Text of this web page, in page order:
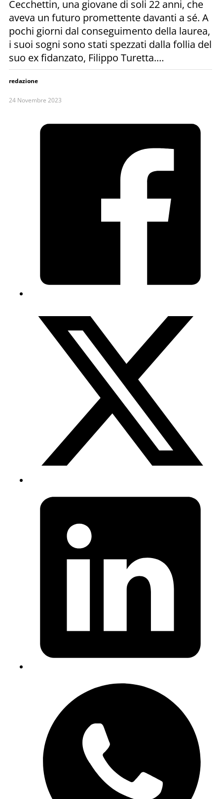
Cecchettin, una giovane di soli 22 anni, che
aveva un futuro promettente davanti a sé. A
pochi giorni dal conseguimento della laurea,
i suoi sogni sono stati spezzati dalla follia del
suo ex fidanzato, Filippo Turetta.…
redazione
24 Novembre 2023